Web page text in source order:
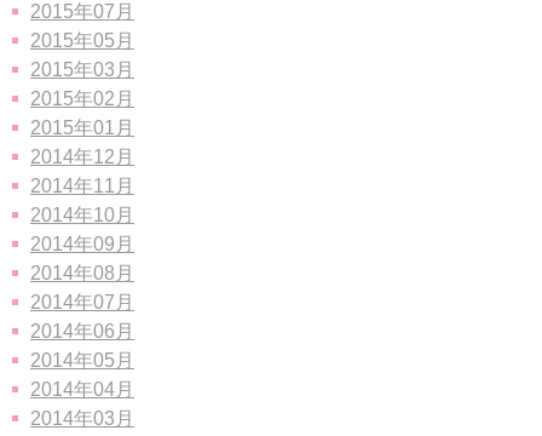
2015年07月
2015年05月
2015年03月
2015年02月
2015年01月
2014年12月
2014年11月
2014年10月
2014年09月
2014年08月
2014年07月
2014年06月
2014年05月
2014年04月
2014年03月